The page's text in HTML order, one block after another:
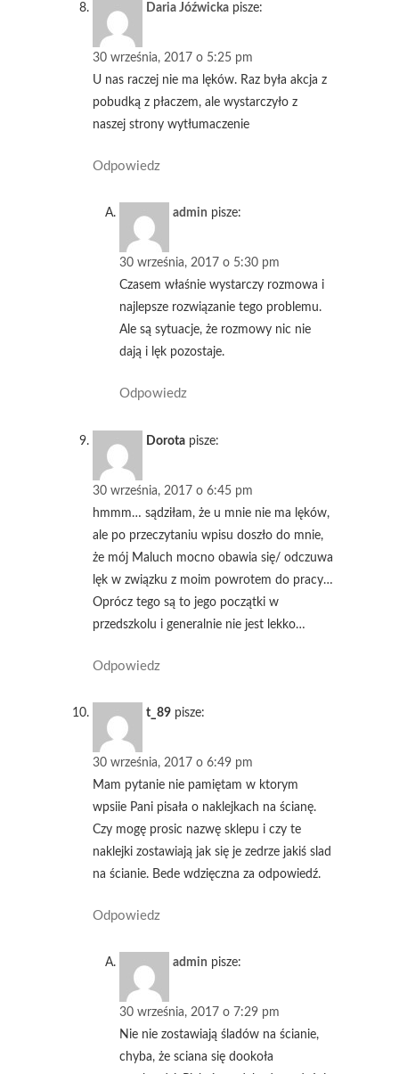
Daria Jóźwicka pisze:
30 września, 2017 o 5:25 pm
U nas raczej nie ma lęków. Raz była akcja z
pobudką z płaczem, ale wystarczyło z
naszej strony wytłumaczenie
Odpowiedz
admin pisze:
30 września, 2017 o 5:30 pm
Czasem właśnie wystarczy rozmowa i
najlepsze rozwiązanie tego problemu.
Ale są sytuacje, że rozmowy nic nie
dają i lęk pozostaje.
Odpowiedz
Dorota pisze:
30 września, 2017 o 6:45 pm
hmmm… sądziłam, że u mnie nie ma lęków,
ale po przeczytaniu wpisu doszło do mnie,
że mój Maluch mocno obawia się/ odczuwa
lęk w związku z moim powrotem do pracy…
Oprócz tego są to jego początki w
przedszkolu i generalnie nie jest lekko…
Odpowiedz
t_89 pisze:
30 września, 2017 o 6:49 pm
Mam pytanie nie pamiętam w ktorym
wpsiie Pani pisała o naklejkach na ścianę.
Czy mogę prosic nazwę sklepu i czy te
naklejki zostawiają jak się je zedrze jakiś slad
na ścianie. Bede wdzięczna za odpowiedź.
Odpowiedz
admin pisze:
30 września, 2017 o 7:29 pm
Nie nie zostawiają śladów na ścianie,
chyba, że sciana się dookoła